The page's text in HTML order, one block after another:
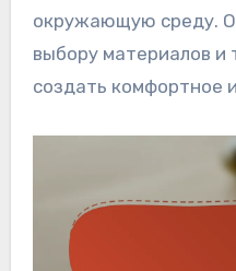
окружающую среду.
выбору материалов и
создать комфортное